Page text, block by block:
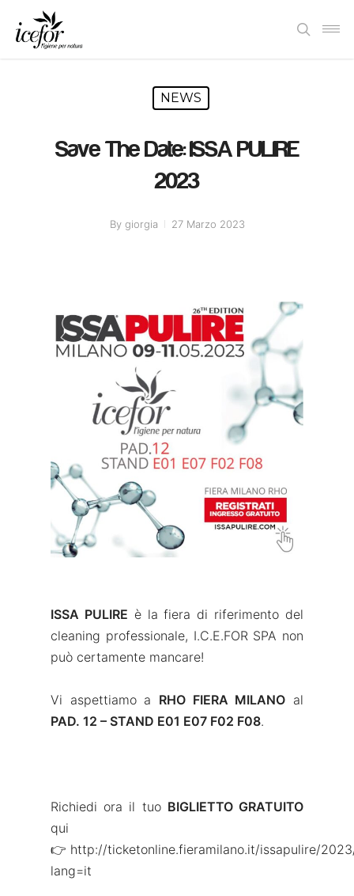
search
NEWS
Save The Date: ISSA PULIRE
2023
By giorgia 27 Marzo 2023
ISSA PULIRE è la fiera di riferimento del
cleaning professionale, I.C.E.FOR SPA non
può certamente mancare!
Vi aspettiamo a RHO FIERA MILANO al
PAD. 12 – STAND E01 E07 F02 F08.
Richiedi ora il tuo BIGLIETTO GRATUITO
qui
👉 http://ticketonline.fieramilano.it/issapulire/
lang=it